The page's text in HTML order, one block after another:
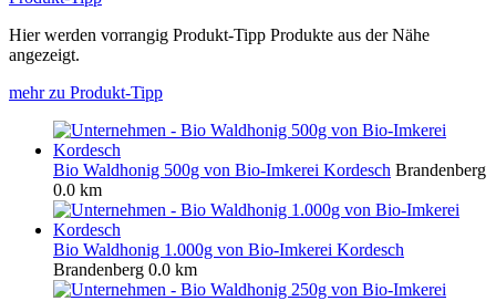
Hier werden vorrangig Produkt-Tipp Produkte aus der Nähe
angezeigt.
mehr zu Produkt-Tipp
Bio Waldhonig 500g von Bio-Imkerei Kordesch Brandenberg
0.0 km
Bio Waldhonig 1.000g von Bio-Imkerei Kordesch
Brandenberg 0.0 km